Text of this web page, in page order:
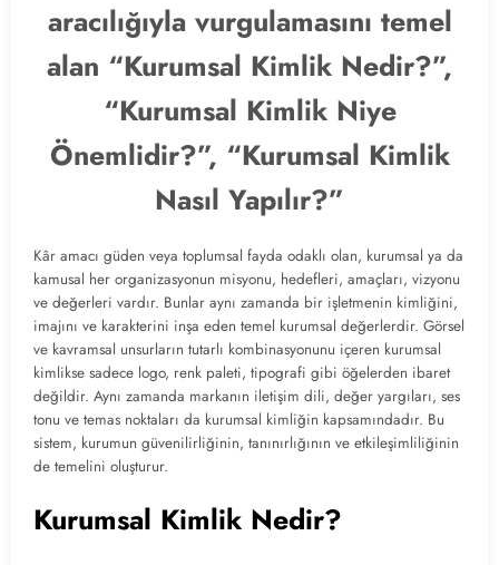
aracılığıyla vurgulamasını temel
alan “Kurumsal Kimlik Nedir?”,
“Kurumsal Kimlik Niye
Önemlidir?”, “Kurumsal Kimlik
Nasıl Yapılır?”
Kâr amacı güden veya toplumsal fayda odaklı olan, kurumsal ya da
kamusal her organizasyonun misyonu, hedefleri, amaçları, vizyonu
ve değerleri vardır. Bunlar aynı zamanda bir işletmenin kimliğini,
imajını ve karakterini inşa eden temel kurumsal değerlerdir. Görsel
ve kavramsal unsurların tutarlı kombinasyonunu içeren kurumsal
kimlikse sadece logo, renk paleti, tipografi gibi öğelerden ibaret
değildir. Aynı zamanda markanın iletişim dili, değer yargıları, ses
tonu ve temas noktaları da kurumsal kimliğin kapsamındadır. Bu
sistem, kurumun güvenilirliğinin, tanınırlığının ve etkileşimliliğinin
de temelini oluşturur.
Kurumsal Kimlik Nedir?